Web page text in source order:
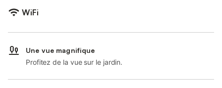
WiFi
Une vue magnifique
Profitez de la vue sur le jardin.